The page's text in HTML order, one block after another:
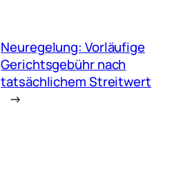
Neuregelung: Vorläufige
Gerichtsgebühr nach
tatsächlichem Streitwert
→